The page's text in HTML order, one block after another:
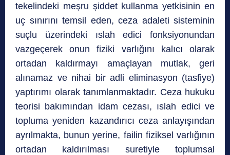
tekelindeki meşru şiddet kullanma yetkisinin en
uç sınırını temsil eden, ceza adaleti sisteminin
suçlu üzerindeki ıslah edici fonksiyonundan
vazgeçerek onun fiziki varlığını kalıcı olarak
ortadan kaldırmayı amaçlayan mutlak, geri
alınamaz ve nihai bir adli eliminasyon (tasfiye)
yaptırımı olarak tanımlanmaktadır. Ceza hukuku
teorisi bakımından idam cezası, ıslah edici ve
topluma yeniden kazandırıcı ceza anlayışından
ayrılmakta, bunun yerine, failin fiziksel varlığının
ortadan kaldırılması suretiyle toplumsal